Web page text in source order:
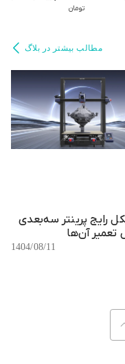
تومان
مطالب بیشتر در بلاگ
رایج پرینتر سه‌بعدی
تعمیر آن‌ها
1404/08/11